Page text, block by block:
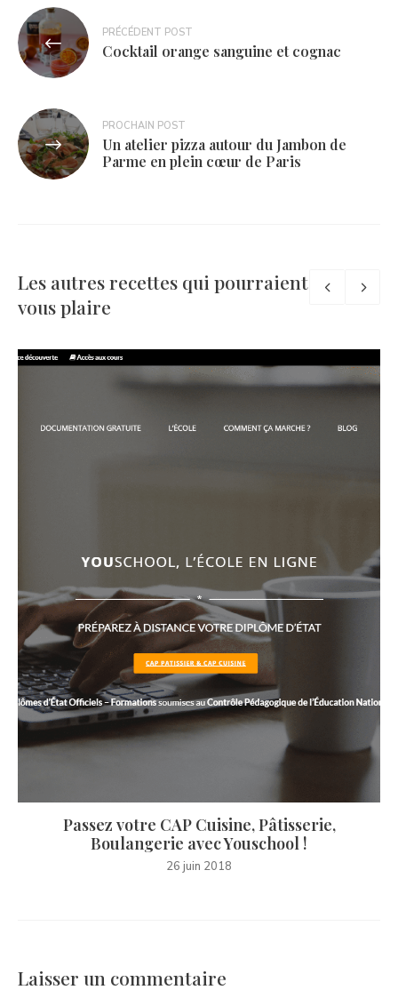
Navigation
de
l’article
PRÉCÉDENT POST
Cocktail orange sanguine et cognac
PROCHAIN POST
Un atelier pizza autour du Jambon de
Parme en plein cœur de Paris
Les autres recettes qui pourraient
vous plaire
Passez votre CAP Cuisine, Pâtisserie,
Boulangerie avec Youschool !
26 juin 2018
Laisser un commentaire